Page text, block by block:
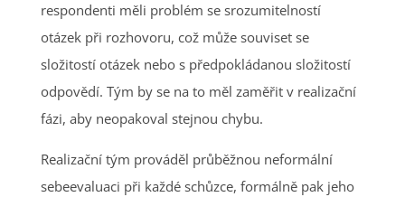
respondenti měli problém se srozumitelností
otázek při rozhovoru, což může souviset se
složitostí otázek nebo s předpokládanou složitostí
odpovědí. Tým by se na to měl zaměřit v realizační
fázi, aby neopakoval stejnou chybu.
Realizační tým prováděl průběžnou neformální
sebeevaluaci při každé schůzce, formálně pak jeho